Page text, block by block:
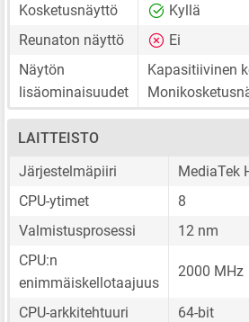
Kosketusnäyttö
Kyllä
Reunaton näyttö
Ei
Näytön
lisäominaisuudet
Kapasitiivinen
LAITTEISTO
Järjestelmäpiiri
MediaTek
CPU-ytimet
8
Valmistusprosessi
12 nm
CPU:n
enimmäiskellotaajuus
2000 MHz
CPU-arkkitehtuuri 64-bit